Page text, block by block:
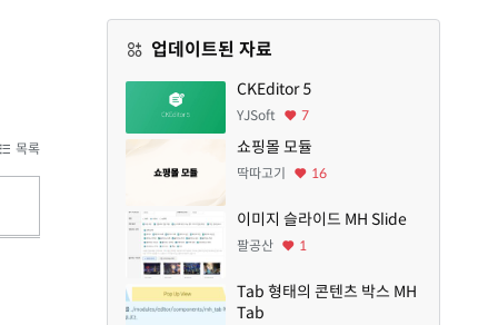
목록
업데이트된 자료
CKEditor 5
YJSoft 7
쇼핑몰 모듈
딱따고기 16
이미지 슬라이드 MH Slide
팔공산 1
Tab 형태의 콘텐츠 박스 MH
Tab